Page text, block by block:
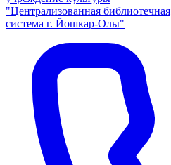
"Централизованная библиотечная
система г. Йошкар-Олы"